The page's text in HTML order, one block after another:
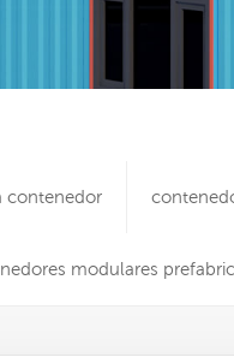
contenedor
modulares